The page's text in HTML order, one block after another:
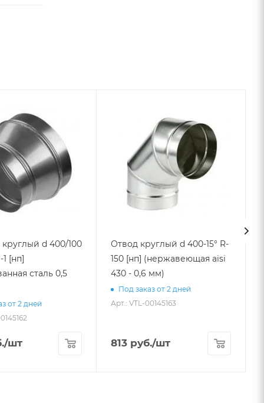
d 400/100
1 [нп]
сталь 0,5
от 2 дней
/шт
Отвод круглый d 400-15° R-
150 [нп] (нержавеющая aisi
430 - 0,6 мм)
Под заказ от 2 дней
Арт.: VTL-00145163
813 руб./шт